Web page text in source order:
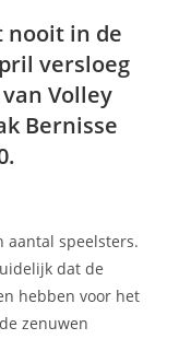
nooit in de
versloeg
Volley
Bernisse
aantal speelsters.
dat de
hebben voor het
zenuwen